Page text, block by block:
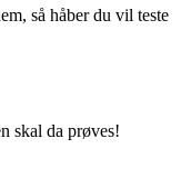
så håber du vil teste
skal da prøves!